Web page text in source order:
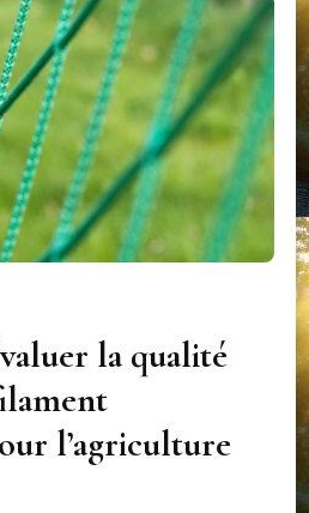
la qualité
l’agriculture